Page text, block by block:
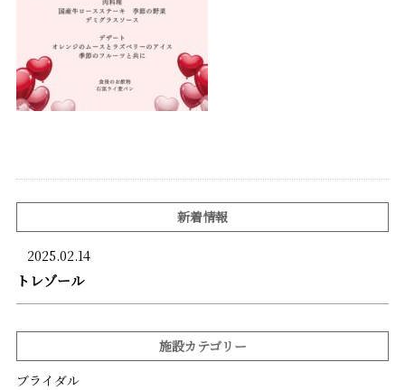
新着情報
2025.02.14
トレゾール
施設カテゴリー
ブライダル